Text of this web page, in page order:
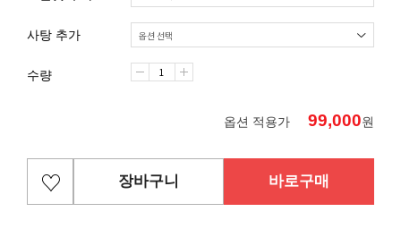
사탕 추가
수량
옵션 적용가 99,000원
장바구니 바로구매